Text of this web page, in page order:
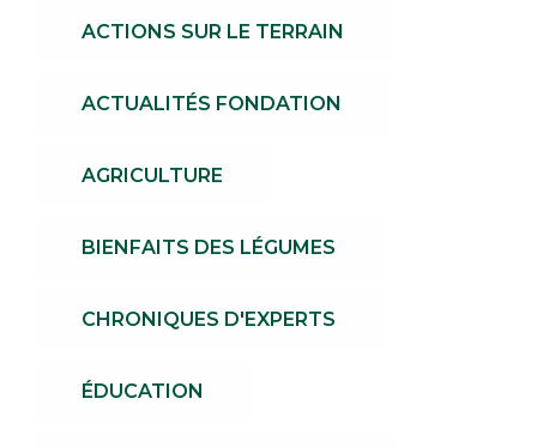
ACTIONS SUR LE TERRAIN
ACTUALITÉS FONDATION
AGRICULTURE
BIENFAITS DES LÉGUMES
CHRONIQUES D'EXPERTS
ÉDUCATION